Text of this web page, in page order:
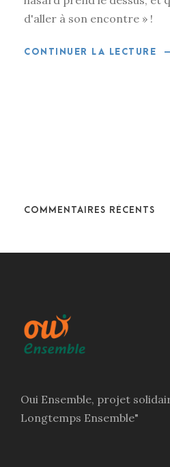
d'aller à son encontre » !
CONTINUER LA LECTURE
COMMENTAIRES RÉCENTS
Oui Ensemble, projet
Longtemps Ensemble"